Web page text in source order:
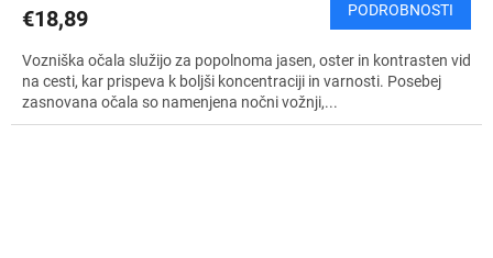
€18,89 PODROBNOSTI
Vozniška očala služijo za popolnoma jasen, oster in kontrasten vid
na cesti, kar prispeva k boljši koncentraciji in varnosti. Posebej
zasnovana očala so namenjena nočni vožnji,...